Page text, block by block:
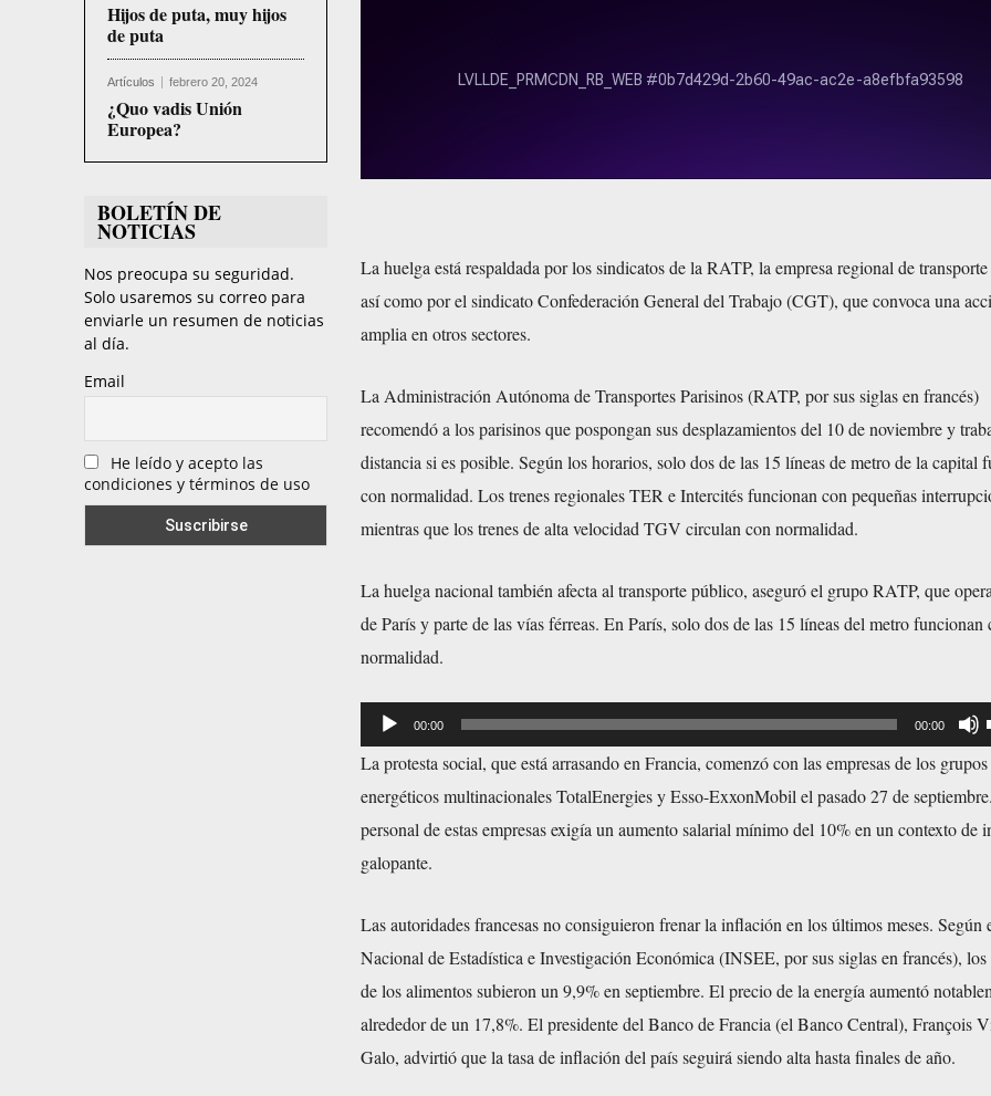
Hijos de puta, muy hijos
de puta
Artículos febrero 20, 2024
¿Quo vadis Unión
Europea?
BOLETÍN DE
NOTICIAS
Nos preocupa su seguridad.
Solo usaremos su correo para
enviarle un resumen de noticias
al día.
Email
He leído y acepto las
condiciones y términos de uso
La huelga está respaldada por los sindicatos de la RATP, la empresa regional de
así como por el sindicato Confederación General del Trabajo (CGT), que convoca una
amplia en otros sectores.
La Administración Autónoma de Transportes Parisinos (RATP, por sus siglas en francés)
recomendó a los parisinos que pospongan sus desplazamientos del 10 de noviembre y
distancia si es posible. Según los horarios, solo dos de las 15 líneas de metro de la capital
con normalidad. Los trenes regionales TER e Intercités funcionan con pequeñas
mientras que los trenes de alta velocidad TGV circulan con normalidad.
La huelga nacional también afecta al transporte público, aseguró el grupo RATP, que
de París y parte de las vías férreas. En París, solo dos de las 15 líneas del metro funcionan
normalidad.
e
u
c
t
o
r
00:00 00:00
t
La protesta social, que está arrasando en Francia, comenzó con las empresas de los grupos
energéticos multinacionales TotalEnergies y Esso-ExxonMobil el pasado 27 de
personal de estas empresas exigía un aumento salarial mínimo del 10% en un contexto de
galopante.
Las autoridades francesas no consiguieron frenar la inflación en los últimos meses. Según
Nacional de Estadística e Investigación Económica (INSEE, por sus siglas en francés), los
de los alimentos subieron un 9,9% en septiembre. El precio de la energía aumentó
alrededor de un 17,8%. El presidente del Banco de Francia (el Banco Central), François
Galo, advirtió que la tasa de inflación del país seguirá siendo alta hasta finales de año.